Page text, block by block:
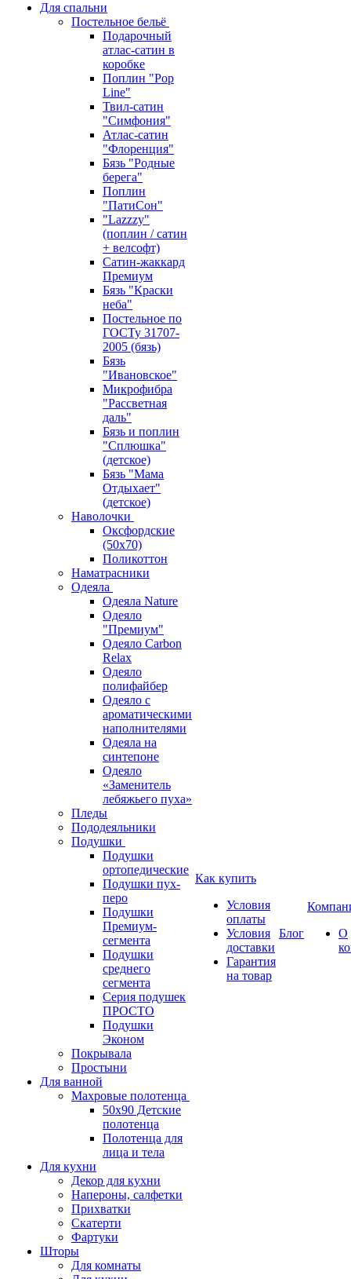
Для спальни
Постельное бельё
Подарочный
атлас-сатин в
коробке
Поплин "Pop
Line"
Твил-сатин
"Симфония"
Атлас-сатин
"Флоренция"
Бязь "Родные
берега"
Поплин
"ПатиСон"
"Lazzzy"
(поплин / сатин
+ велсофт)
Сатин-жаккард
Премиум
Бязь "Краски
неба"
Постельное по
ГОСТу 31707-
2005 (бязь)
Бязь
"Ивановское"
Микрофибра
"Рассветная
даль"
Бязь и поплин
"Сплюшка"
(детское)
Бязь "Мама
Отдыхает"
(детское)
Наволочки
Оксфордские
(50х70)
Поликоттон
Наматрасники
Одеяла
Одеяла Nature
Одеяло
"Премиум"
Одеяло Carbon
Relax
Одеяло
полифайбер
Одеяло с
ароматическими
наполнителями
Одеяла на
синтепоне
Одеяло
«Заменитель
лебяжьего пуха»
Пледы
Пододеяльники
Подушки
Подушки
ортопедические
Подушки пух-
перо
Подушки
Премиум-
сегмента
Подушки
среднего
сегмента
Серия подушек
ПРОСТО
Подушки
Эконом
Покрывала
Простыни
Для ванной
Махровые полотенца
50х90 Детские
полотенца
Полотенца для
лица и тела
Для кухни
Декор для кухни
Напероны, салфетки
Прихватки
Скатерти
Фартуки
Шторы
Для комнаты
Как купить
Условия
оплаты
Условия
доставки
Гарантия
на товар
Блог
О